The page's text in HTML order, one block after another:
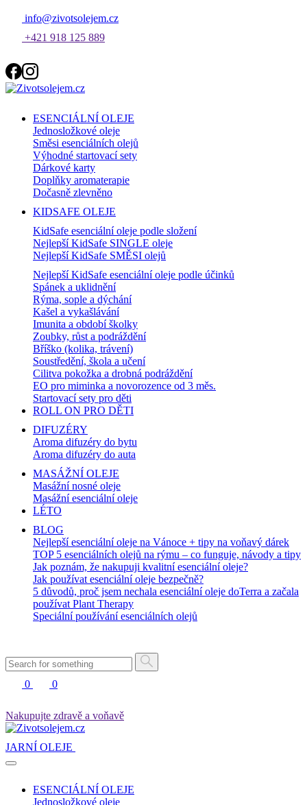
info@zivotsolejem.cz
+421 918 125 889
ESENCIÁLNÍ OLEJE
Jednosložkové oleje
Směsi esenciálních olejů
Výhodné startovací sety
Dárkové karty
Doplňky aromaterapie
Dočasně zlevněno
KIDSAFE OLEJE
KidSafe esenciální oleje podle složení
Nejlepší KidSafe SINGLE oleje
Nejlepší KidSafe SMĚSI olejů
Nejlepší KidSafe esenciální oleje podle účinků
Spánek a uklidnění
Rýma, sople a dýchání
Kašel a vykašlávání
Imunita a období školky
Zoubky, růst a podráždění
Bříško (kolika, trávení)
Soustředění, škola a učení
Cilitva pokožka a drobná podráždění
EO pro miminka a novorozence od 3 měs.
Startovací sety pro děti
ROLL ON PRO DĚTI
DIFUZÉRY
Aroma difuzéry do bytu
Aroma difuzéry do auta
MASÁŽNÍ OLEJE
Masážní nosné oleje
Masážní esenciální oleje
LÉTO
BLOG
Nejlepší esenciální oleje na Vánoce + tipy na voňavý dárek
TOP 5 esenciálních olejů na rýmu – co funguje, návody a tipy
Jak poznám, že nakupuji kvalitní esenciální oleje?
Jak používat esenciální oleje bezpečně?
5 důvodů, proč jsem nechala esenciální oleje doTerra a začala
používat Plant Therapy
Speciální používání esenciálních olejů
0 0
Nakupujte zdravě a voňavě
JARNÍ OLEJE
ESENCIÁLNÍ OLEJE
Jednosložkové oleje